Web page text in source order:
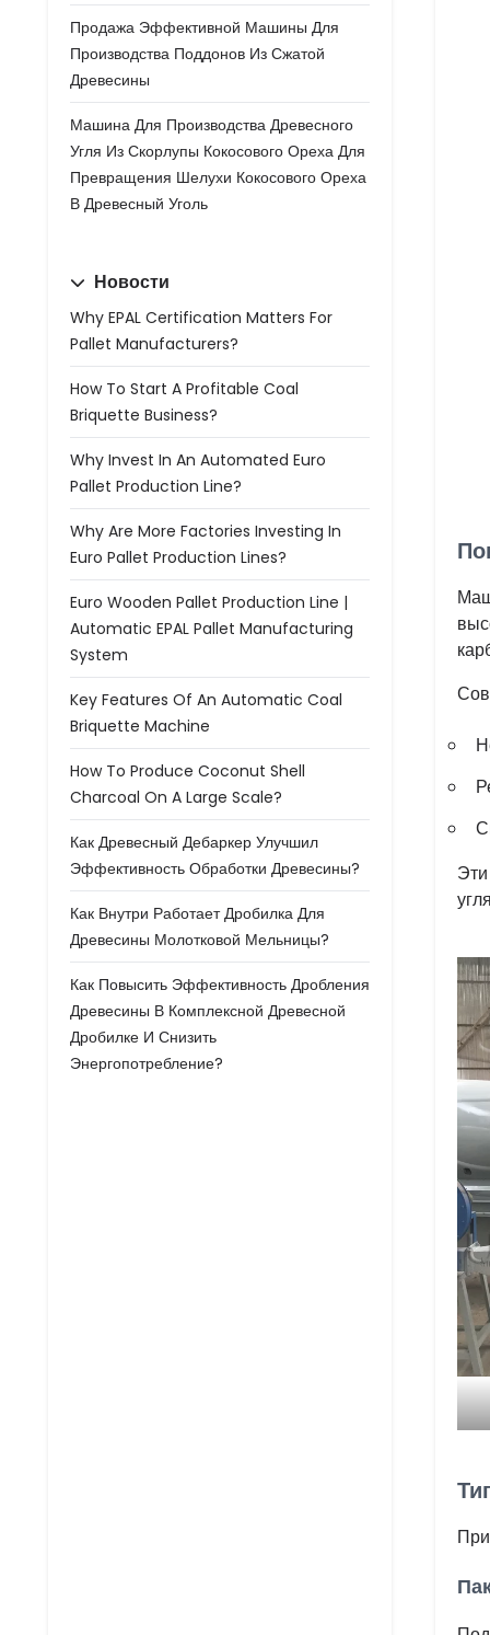
Продажа Эффективной Машины Для
Производства Поддонов Из Сжатой
Древесины
Машина Для Производства Древесного
Угля Из Скорлупы Кокосового Ореха Для
Превращения Шелухи Кокосового Ореха
В Древесный Уголь
Новости
Why EPAL Certification Matters For
Pallet Manufacturers?
How To Start A Profitable Coal
Briquette Business?
Why Invest In An Automated Euro
Pallet Production Line?
Why Are More Factories Investing In
Euro Pallet Production Lines?
Euro Wooden Pallet Production Line |
Automatic EPAL Pallet Manufacturing
System
Key Features Of An Automatic Coal
Briquette Machine
How To Produce Coconut Shell
Charcoal On A Large Scale?
Как Древесный Дебаркер Улучшил
Эффективность Обработки Древесины?
Как Внутри Работает Дробилка Для
Древесины Молотковой Мельницы?
Как Повысить Эффективность Дробления
Древесины В Комплексной Древесной
Дробилке И Снизить
Энергопотребление?